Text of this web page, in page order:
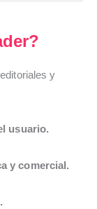
y
usuario.
y comercial.